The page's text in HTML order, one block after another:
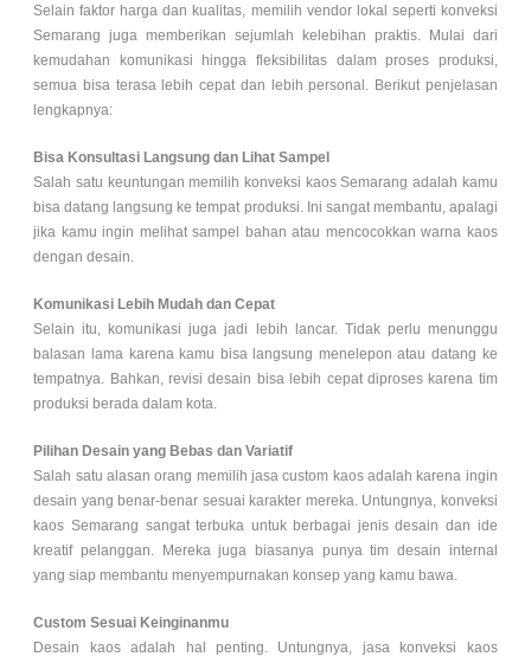
Selain faktor harga dan kualitas, memilih vendor lokal seperti konveksi
Semarang juga memberikan sejumlah kelebihan praktis. Mulai dari
kemudahan komunikasi hingga fleksibilitas dalam proses produksi,
semua bisa terasa lebih cepat dan lebih personal. Berikut penjelasan
lengkapnya:
Bisa Konsultasi Langsung dan Lihat Sampel
Salah satu keuntungan memilih konveksi kaos Semarang adalah kamu
bisa datang langsung ke tempat produksi. Ini sangat membantu, apalagi
jika kamu ingin melihat sampel bahan atau mencocokkan warna kaos
dengan desain.
Komunikasi Lebih Mudah dan Cepat
Selain itu, komunikasi juga jadi lebih lancar. Tidak perlu menunggu
balasan lama karena kamu bisa langsung menelepon atau datang ke
tempatnya. Bahkan, revisi desain bisa lebih cepat diproses karena tim
produksi berada dalam kota.
Pilihan Desain yang Bebas dan Variatif
Salah satu alasan orang memilih jasa custom kaos adalah karena ingin
desain yang benar-benar sesuai karakter mereka. Untungnya, konveksi
kaos Semarang sangat terbuka untuk berbagai jenis desain dan ide
kreatif pelanggan. Mereka juga biasanya punya tim desain internal
yang siap membantu menyempurnakan konsep yang kamu bawa.
Custom Sesuai Keinginanmu
Desain kaos adalah hal penting. Untungnya, jasa konveksi kaos